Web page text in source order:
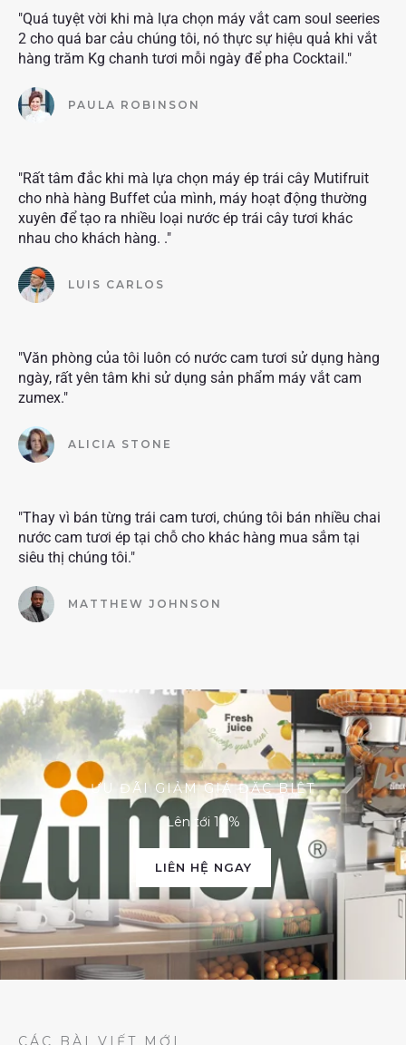
"Quá tuyệt vời khi mà lựa chọn máy vắt cam soul seeries
2 cho quá bar cảu chúng tôi, nó thực sự hiệu quả khi vắt
hàng trăm Kg chanh tươi mỗi ngày để pha Cocktail."
PAULA ROBINSON
"Rất tâm đắc khi mà lựa chọn máy ép trái cây Mutifruit
cho nhà hàng Buffet của mình, máy hoạt động thường
xuyên để tạo ra nhiều loại nước ép trái cây tươi khác
nhau cho khách hàng. ."
LUIS CARLOS
"Văn phòng của tôi luôn có nước cam tươi sử dụng hàng
ngày, rất yên tâm khi sử dụng sản phẩm máy vắt cam
zumex."
ALICIA STONE
"Thay vì bán từng trái cam tươi, chúng tôi bán nhiều chai
nước cam tươi ép tại chỗ cho khác hàng mua sắm tại
siêu thị chúng tôi."
MATTHEW JOHNSON
ƯU ĐÃI GIẢM GIÁ ĐẶC BIỆT
Lên tới 10%
LIÊN HỆ NGAY
CÁC BÀI VIẾT MỚI